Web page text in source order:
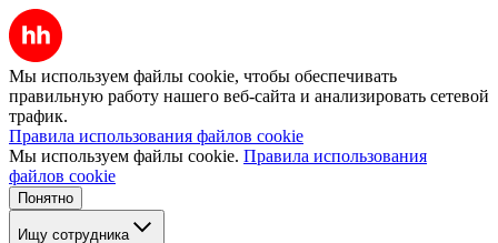
Мы используем файлы cookie, чтобы обеспечивать
правильную работу нашего веб-сайта и анализировать сетевой
трафик.
Правила использования файлов cookie
Мы используем файлы cookie. Правила использования
файлов cookie
Понятно
Ищу сотрудника